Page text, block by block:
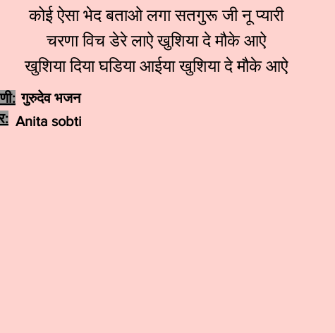
कोई ऐसा भेद बताओ लगा सतगुरू जी नू प्यारी
चरणा विच डेरे लाऐ खुशिया दे मौके आऐ
खुशिया दिया घडिया आईया खुशिया दे मौके आऐ
गुरुदेव भजन
Anita sobti